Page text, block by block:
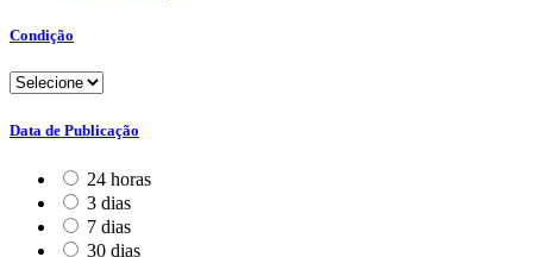
Condição
Data de Publicação
24 horas
3 dias
7 dias
30 dias